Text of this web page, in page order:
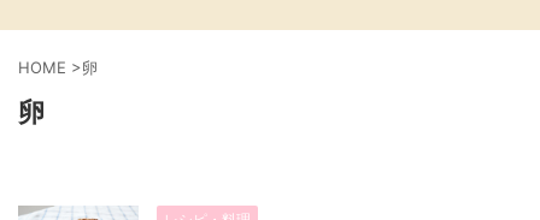
HOME >卵
卵